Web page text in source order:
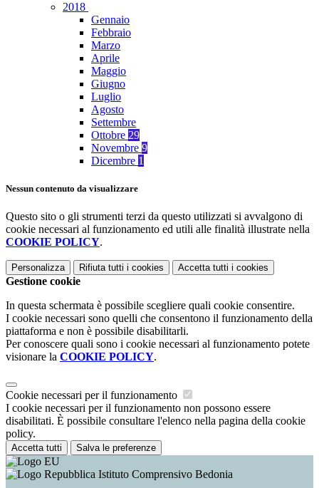
2018
Gennaio
Febbraio
Marzo
Aprile
Maggio
Giugno
Luglio
Agosto
Settembre
Ottobre 29
Novembre 9
Dicembre 1
Nessun contenuto da visualizzare
Questo sito o gli strumenti terzi da questo utilizzati si avvalgono di
cookie necessari al funzionamento ed utili alle finalità illustrate nella
COOKIE POLICY.
Personalizza Rifiuta tutti i cookies Accetta tutti i cookies
Gestione cookie
In questa schermata è possibile scegliere quali cookie consentire.
I cookie necessari sono quelli che consentono il funzionamento della
piattaforma e non è possibile disabilitarli.
Per conoscere quali sono i cookie necessari al funzionamento potete
visionare la COOKIE POLICY.
Cookie necessari per il funzionamento
I cookie necessari per il funzionamento non possono essere
disabilitati. È possibile consultare l'elenco nella pagina della cookie
policy.
Accetta tutti Salva le preferenze
Istituto Comprensivo Bedonia